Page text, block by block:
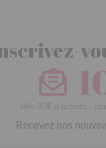
dès 30€ d’achats -
Recevez nos